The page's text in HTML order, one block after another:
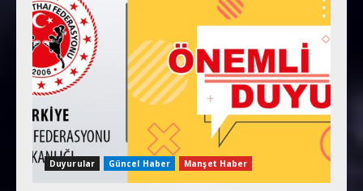
Duyurular Güncel Haber Manşet Haber